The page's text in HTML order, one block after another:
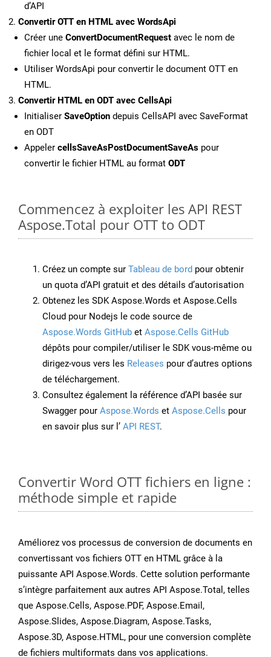
d’API
Convertir OTT en HTML avec WordsApi
Créer une ConvertDocumentRequest avec le nom de
fichier local et le format défini sur HTML.
Utiliser WordsApi pour convertir le document OTT en
HTML.
Convertir HTML en ODT avec CellsApi
Initialiser SaveOption depuis CellsAPI avec SaveFormat
en ODT
Appeler cellsSaveAsPostDocumentSaveAs pour
convertir le fichier HTML au format ODT
Commencez à exploiter les API REST
Aspose.Total pour OTT to ODT
Créez un compte sur Tableau de bord pour obtenir
un quota d’API gratuit et des détails d’autorisation
Obtenez les SDK Aspose.Words et Aspose.Cells
Cloud pour Nodejs le code source de
Aspose.Words GitHub et Aspose.Cells GitHub
dépôts pour compiler/utiliser le SDK vous-même ou
dirigez-vous vers les Releases pour d’autres options
de téléchargement.
Consultez également la référence d’API basée sur
Swagger pour Aspose.Words et Aspose.Cells pour
en savoir plus sur l’ API REST.
Convertir Word OTT fichiers en ligne :
méthode simple et rapide
Améliorez vos processus de conversion de documents en
convertissant vos fichiers OTT en HTML grâce à la
puissante API Aspose.Words. Cette solution performante
s’intègre parfaitement aux autres API Aspose.Total, telles
que Aspose.Cells, Aspose.PDF, Aspose.Email,
Aspose.Slides, Aspose.Diagram, Aspose.Tasks,
Aspose.3D, Aspose.HTML, pour une conversion complète
de fichiers multiformats dans vos applications.